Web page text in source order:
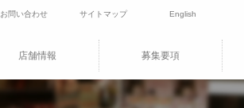
お問い合わせ サイトマップ English
店舗情報 募集要項